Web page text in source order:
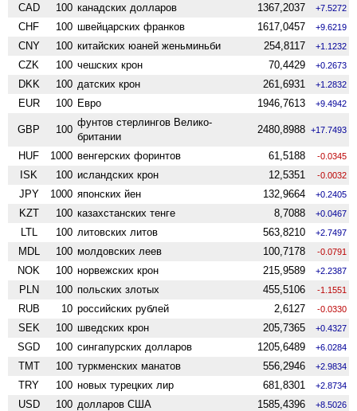
CAD 100 канадских долларов 1367,2037 +7.5272
CHF 100 швейцарских франков 1617,0457 +9.6219
CNY 100 китайских юаней женьминьби 254,8117 +1.1232
CZK 100 чешских крон 70,4429 +0.2673
DKK 100 датских крон 261,6931 +1.2832
EUR 100 Евро 1946,7613 +9.4942
GBP 100
фунтов стерлингов Велико­
британии
2480,8988 +17.7493
HUF 1000 венгерских форинтов 61,5188 -0.0345
ISK 100 исландских крон 12,5351 -0.0032
JPY 1000 японских йен 132,9664 +0.2405
KZT 100 казахстанских тенге 8,7088 +0.0467
LTL 100 литовских литов 563,8210 +2.7497
MDL 100 молдовских леев 100,7178 -0.0791
NOK 100 норвежских крон 215,9589 +2.2387
PLN 100 польских злотых 455,5106 -1.1551
RUB 10 российских рублей 2,6127 -0.0330
SEK 100 шведских крон 205,7365 +0.4327
SGD 100 сингапурских долларов 1205,6489 +6.0284
TMT 100 туркменских манатов 556,2946 +2.9834
TRY 100 новых турецких лир 681,8301 +2.8734
USD 100 долларов США 1585,4396 +8.5026